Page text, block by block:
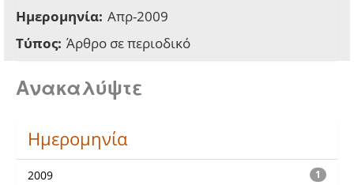
Ημερομηνία: Απρ-2009
Τύπος: Άρθρο σε περιοδικό
Ανακαλύψτε
Ημερομηνία
1
2009